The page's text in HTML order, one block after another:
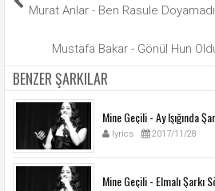
Murat Anlar - Ben Rasule
Mustafa Bakar - Gönül Hun
BENZER ŞARKILAR
Mine Geçili - Ay Işığında
lyrics 2017/11/28
Mine Geçili - Elmalı Şarkı